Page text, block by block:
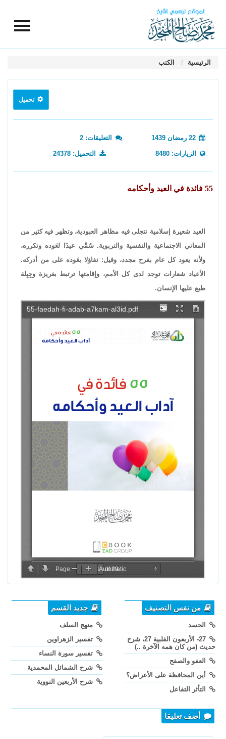
الرئيسية الكتب
تحميل
التعليقات: 2
الزيارات: 8480 التحميل: 24378
55 فائدة في العيد وأحكامه
العيد شعيرة إسلامية تتجلى فيه مظاهر العبودية، وتظهر فيه كثير من
المعاني الاجتماعية والنفسية والتربوية. سُمِّي عيدًا لعَوده وتكرره،
ولأنه يعود كل عام بفرح مجدد، وقيل: تفاؤلا بعَوده على من أدركه.
الأعياد شعارات توجد لدى كل الأمم، وإقامتها ترتبط بغريزة وجِبِلة
طبع عليها الإنسان.
من نفس التصنيف
الحسد
27- الأربعون القلبية 27، شرح
حديث (من كان همه الآخرة ..)
العفو والصفح
أين المحافظة على الأعراض؟
التأثر التفاعل
جديد القسم
منهج السلف
تفسير الزهراوين
تفسير سورة النساء
شرح الشمائل المحمدية
شرح الأربعين النووية
أضف تعليقا